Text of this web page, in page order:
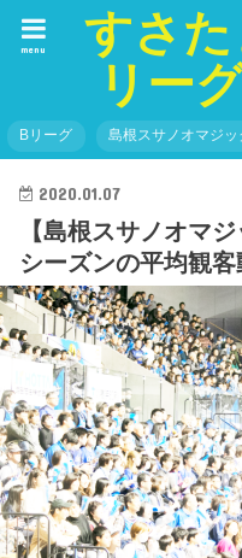
すさ
リー
menu
Bリーグ 島根スサノオマジッ
2020.01.07
【島根スサノオマ
シーズンの平均観